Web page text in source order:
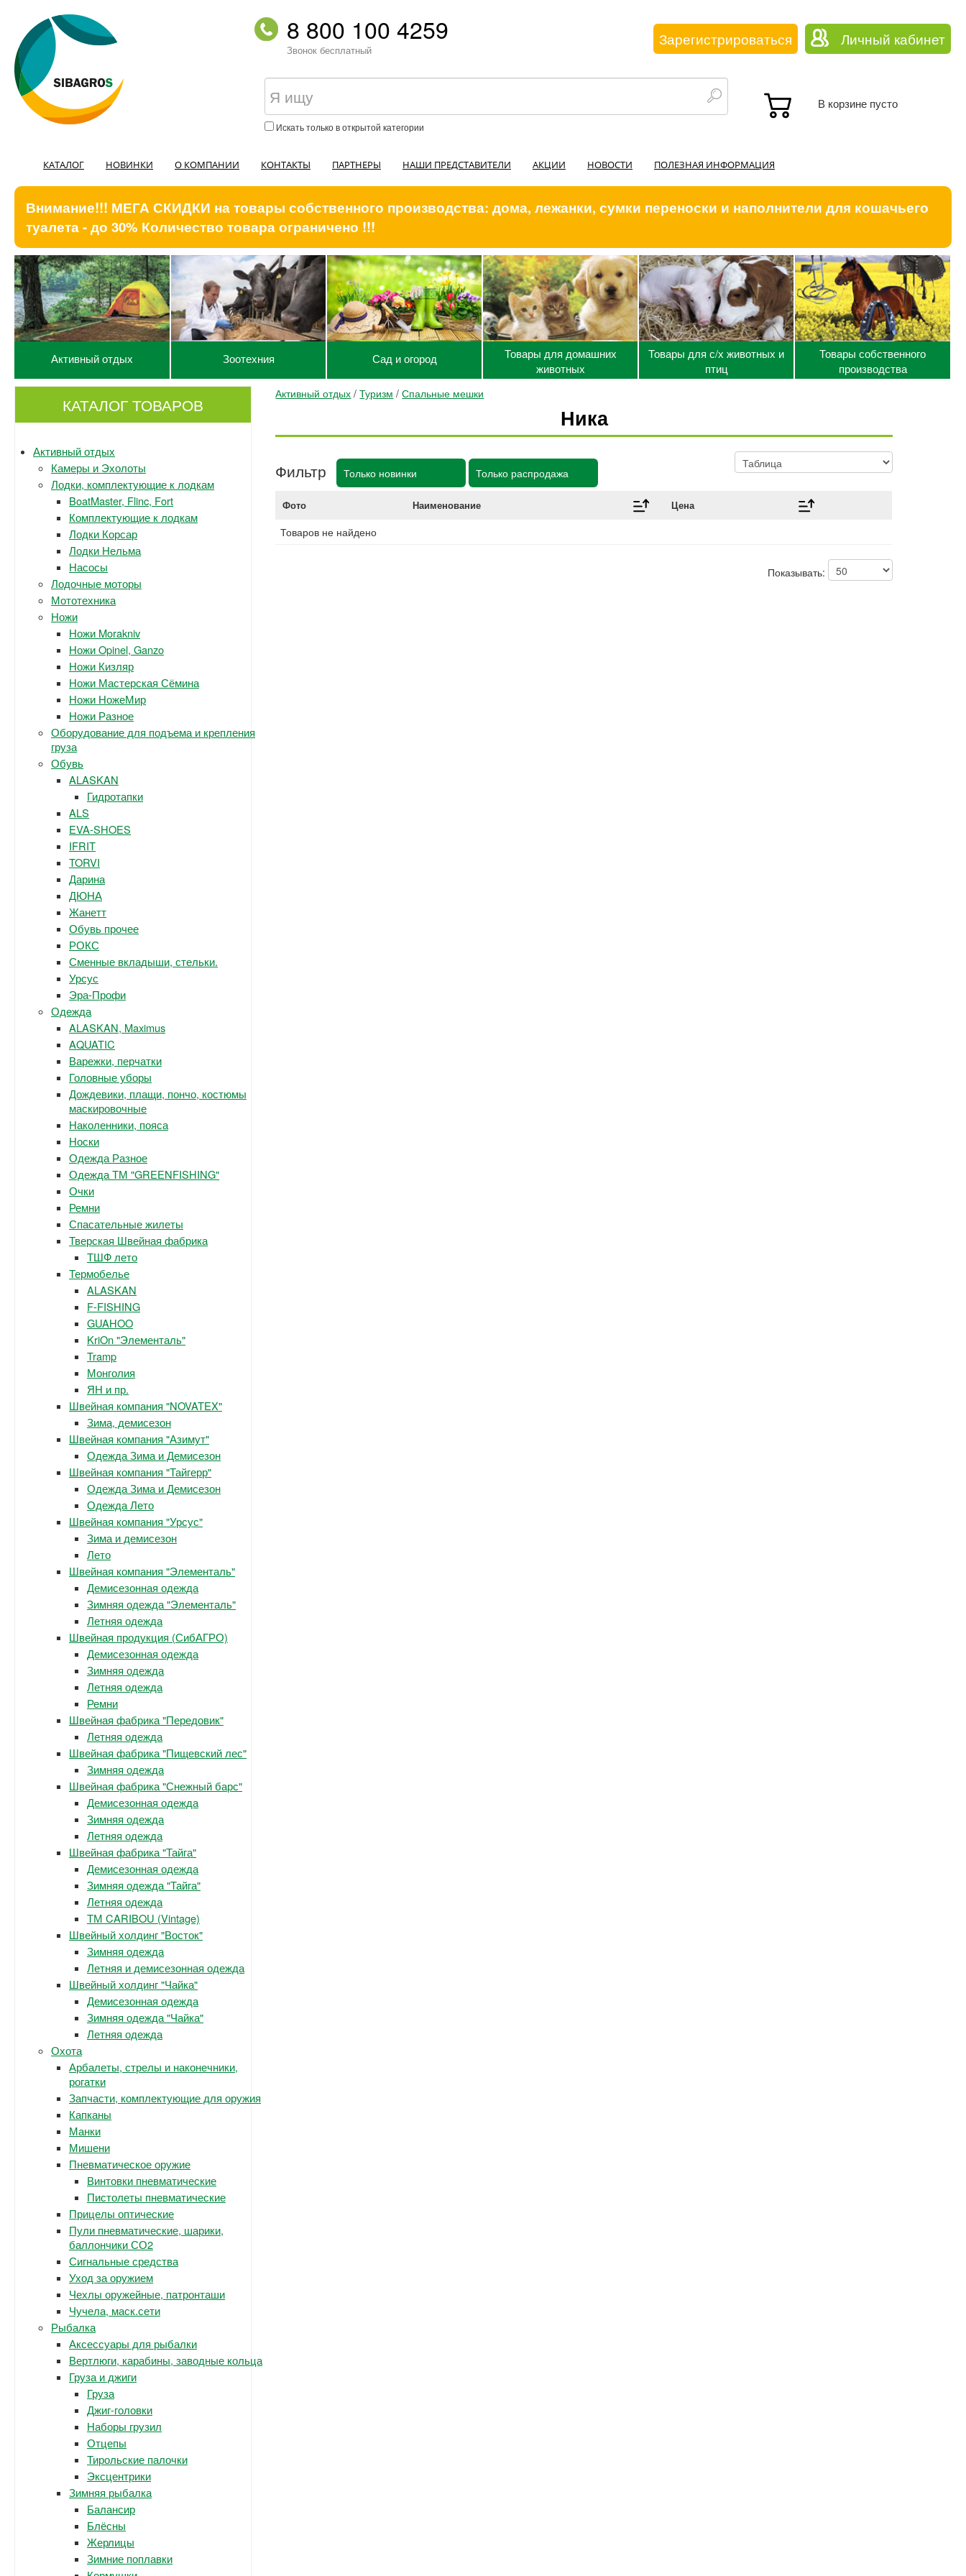
8 800 100 4259
Звонок бесплатный
Зарегистрироваться Личный кабинет
Искать только в открытой категории
В корзине пусто
КАТАЛОГ НОВИНКИ О КОМПАНИИ КОНТАКТЫ ПАРТНЕРЫ НАШИ ПРЕДСТАВИТЕЛИ АКЦИИ НОВОСТИ ПОЛЕЗНАЯ ИНФОРМАЦИЯ
Внимание!!! МЕГА СКИДКИ на товары собственного производства: дома, лежанки, сумки переноски и наполнители для кошачьего
туалета - до 30% Количество товара ограничено !!!
Активный отдых Зоотехния Сад и огород
Товары для домашних
животных
Товары для с/х животных и
птиц
Товары собственного
производства
КАТАЛОГ ТОВАРОВ
Активный отдых
Камеры и Эхолоты
Лодки, комплектующие к лодкам
BoatMaster, Flinc, Fort
Комплектующие к лодкам
Лодки Корсар
Лодки Нельма
Насосы
Лодочные моторы
Мототехника
Ножи
Ножи Morakniv
Ножи Opinel, Ganzo
Ножи Кизляр
Ножи Мастерская Сёмина
Ножи НожеМир
Ножи Разное
Оборудование для подъема и крепления
груза
Обувь
ALASKAN
Гидротапки
ALS
EVA-SHOES
IFRIT
TORVI
Дарина
ДЮНА
Жанетт
Обувь прочее
РОКС
Сменные вкладыши, стельки.
Урсус
Эра-Профи
Одежда
ALASKAN, Maximus
AQUATIC
Варежки, перчатки
Головные уборы
Дождевики, плащи, пончо, костюмы
маскировочные
Наколенники, пояса
Носки
Одежда Разное
Одежда ТМ "GREENFISHING"
Очки
Ремни
Спасательные жилеты
Тверская Швейная фабрика
ТШФ лето
Термобелье
ALASKAN
F-FISHING
GUAHOO
KriOn "Элементаль"
Tramp
Монголия
ЯН и пр.
Швейная компания "NOVATEX"
Зима, демисезон
Швейная компания "Азимут"
Одежда Зима и Демисезон
Швейная компания "Тайгерр"
Одежда Зима и Демисезон
Одежда Лето
Швейная компания "Урсус"
Зима и демисезон
Лето
Швейная компания "Элементаль"
Демисезонная одежда
Зимняя одежда "Элементаль"
Летняя одежда
Швейная продукция (СибАГРО)
Демисезонная одежда
Зимняя одежда
Летняя одежда
Ремни
Швейная фабрика "Передовик"
Летняя одежда
Швейная фабрика "Пищевский лес"
Зимняя одежда
Швейная фабрика "Снежный барс"
Демисезонная одежда
Зимняя одежда
Летняя одежда
Швейная фабрика "Тайга"
Демисезонная одежда
Зимняя одежда "Тайга"
Летняя одежда
ТМ CARIBOU (Vintage)
Швейный холдинг "Восток"
Зимняя одежда
Летняя и демисезонная одежда
Швейный холдинг "Чайка"
Демисезонная одежда
Зимняя одежда "Чайка"
Летняя одежда
Охота
Арбалеты, стрелы и наконечники,
рогатки
Запчасти, комплектующие для оружия
Капканы
Манки
Мишени
Пневматическое оружие
Винтовки пневматические
Пистолеты пневматические
Прицелы оптические
Пули пневматические, шарики,
баллончики СО2
Сигнальные средства
Уход за оружием
Чехлы оружейные, патронташи
Чучела, маск.сети
Рыбалка
Аксессуары для рыбалки
Вертлюги, карабины, заводные кольца
Груза и джиги
Груза
Джиг-головки
Наборы грузил
Отцепы
Тирольские палочки
Эксцентрики
Зимняя рыбалка
Балансир
Блёсны
Жерлицы
Зимние поплавки
Активный отдых /Туризм /Спальные мешки
Ника
Фильтр Только новинки Только распродажа
Фото Наименование Цена
Товаров не найдено
Показывать: